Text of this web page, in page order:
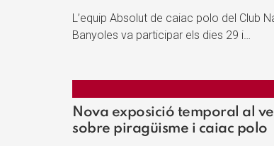
L’equip Absolut de caiac polo del Club
Banyoles va participar els dies 29 i…
Nova exposició temporal al
sobre piragüisme i caiac polo